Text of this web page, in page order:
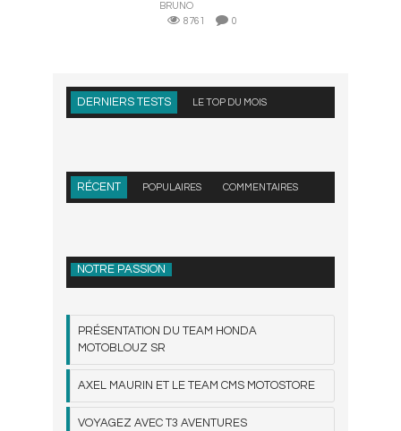
BRUNO
8761
0
DERNIERS TESTS LE TOP DU MOIS
RÉCENT POPULAIRES COMMENTAIRES
NOTRE PASSION
PRÉSENTATION DU TEAM HONDA
MOTOBLOUZ SR
AXEL MAURIN ET LE TEAM CMS MOTOSTORE
VOYAGEZ AVEC T3 AVENTURES